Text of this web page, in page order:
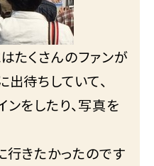
たくさんのファンが
待ちしていて、
をしたり、写真を
きたかったのです